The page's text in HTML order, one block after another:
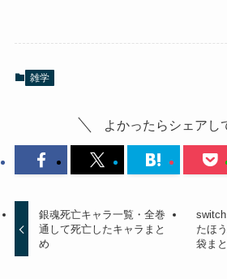
雑学
よかったらシェアし
銀魂死亡キャラ一覧・全巻
通して死亡したキャラまと
め
たほ
袋ま